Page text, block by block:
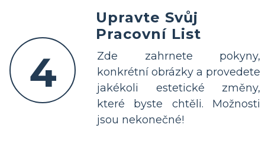
4
Upravte Svůj
Pracovní List
Zde zahrnete pokyny,
konkrétní obrázky a provedete
jakékoli estetické změny,
které byste chtěli. Možnosti
jsou nekonečné!